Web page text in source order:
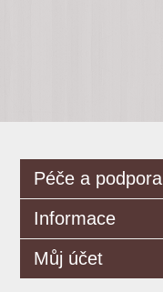
Péče a podpora
Informace
Můj účet